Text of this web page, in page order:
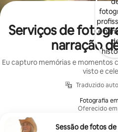
Serviços de
narração
Eu capturo memórias e momentos
visto e
Traduzido
Fotografia
Oferecido
Sessão de fotos